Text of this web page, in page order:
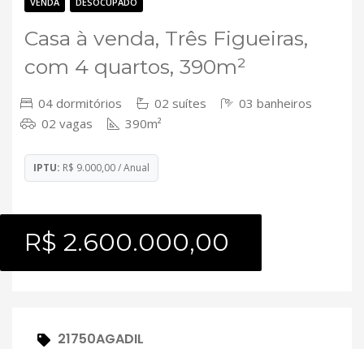
Casa à venda, Três Figueiras,
com 4 quartos, 390m²
04 dormitórios 02 suítes
03 banheiros
02 vagas
390m²
IPTU: R$ 9.000,00 / Anual
R$ 2.600.000,00
21750AGADIL